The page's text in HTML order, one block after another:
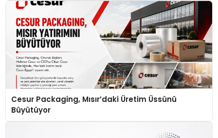
Cesur Packaging, Mısır’daki Üretim Üssünü
Büyütüyor